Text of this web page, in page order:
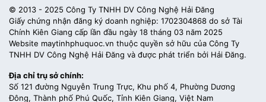
© 2013 - 2025 Công Ty TNHH DV Công Nghệ Hải Đăng
Giấy chứng nhận đăng ký doanh nghiệp: 1702304868 do sở Tài
Chính Kiên Giang cấp lần đầu ngày 18 tháng 03 năm 2025
Website maytinhphuquoc.vn thuộc quyền sở hữu của Công Ty
TNHH DV Công Nghệ Hải Đăng và được phát triển bởi Hải Đăng.
Địa chỉ trụ sở chính:
Số 121 đường Nguyễn Trung Trực, Khu phố 4, Phường Dương
Đông, Thành phố Phú Quốc, Tỉnh Kiên Giang, Việt Nam